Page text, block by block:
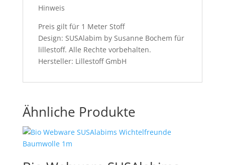
Hinweis
Preis gilt für 1 Meter Stoff
Design: SUSAlabim by Susanne Bochem für
lillestoff. Alle Rechte vorbehalten.
Hersteller: Lillestoff GmbH
Ähnliche Produkte